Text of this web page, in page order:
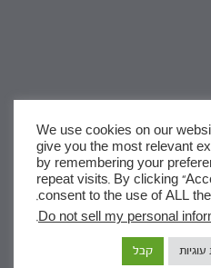
שומר שבת
We use cookies on our
give you the most relevant
by remembering your
repeat visits. By clicking
consent to the use of ALL
Do not sell my personal
.
קבל
x